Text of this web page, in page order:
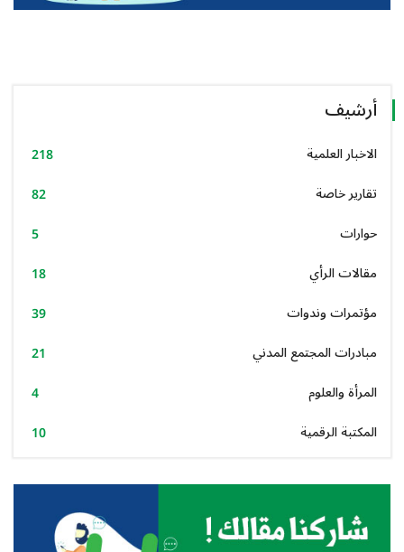
أرشيف
الاخبار العلمية
218
تقارير خاصة
82
حوارات
5
مقالات الرأي
18
مؤتمرات وندوات
39
مبادرات المجتمع المدني
21
المرأة والعلوم
4
المكتبة الرقمية
10